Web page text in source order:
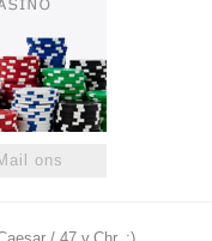
ons